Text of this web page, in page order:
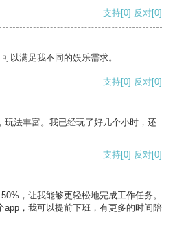
支持[0] 反对[0]
以满足我不同的娱乐需求。
支持[0] 反对[0]
玩法丰富。我已经玩了好几个小时，还
支持[0] 反对[0]
，让我能够更轻松地完成工作任务。
app，我可以提前下班，有更多的时间陪